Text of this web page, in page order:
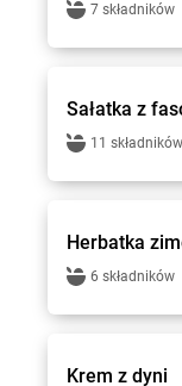
7 składników
bi1 -
Sałatka z
11 składników
bi1 -
Herbatka
6 składników
bi1 -
Krem z dyni